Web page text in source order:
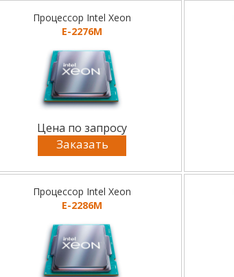
Процессор Intel Xeon
E-2276M
Цена по запросу
Заказать
Процессор Intel Xeon
E-2286M